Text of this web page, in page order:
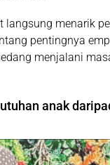
langsung menarik
pentingnya
menjalani
anak